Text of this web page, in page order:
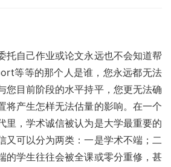
托自己作业或论文永远也不会知道帮
等等的那个人是谁，您永远都无法
您目前阶段的水平持平，您更无法确
将产生怎样无法估量的影响。在一个
里，学术诚信被认为是大学最重要的
又可以分为两类：一是学术不端；二
的学生往往会被全课或零分重修，甚